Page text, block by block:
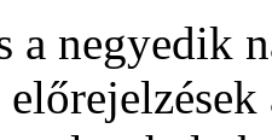
a negyedik